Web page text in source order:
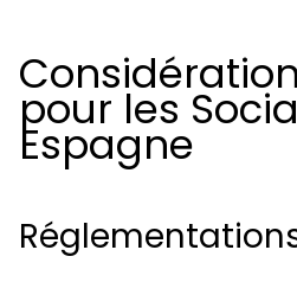
pour les
Espagne